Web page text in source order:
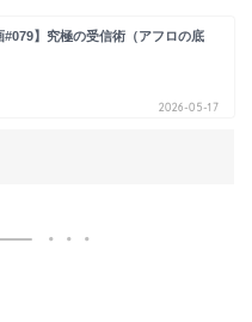
#079】究極の受信術（アフロの底
2026-05-17